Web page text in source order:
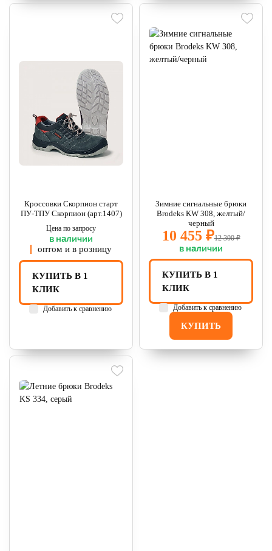
Кроссовки Скорпион старт
ПУ-ТПУ Скорпион (арт.1407)
Цена по запросу
в наличии
оптом и в розницу
КУПИТЬ В 1
КЛИК
Добавить к сравнению
Зимние сигнальные брюки
Brodeks KW 308, желтый/
черный
10 455 ₽12 300 ₽
в наличии
КУПИТЬ
КУПИТЬ В 1
КЛИК
Добавить к сравнению